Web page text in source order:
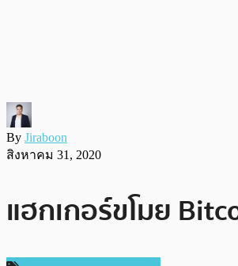
By Jiraboon
สิงหาคม 31, 2020
แฮกเกอร์ขโมย